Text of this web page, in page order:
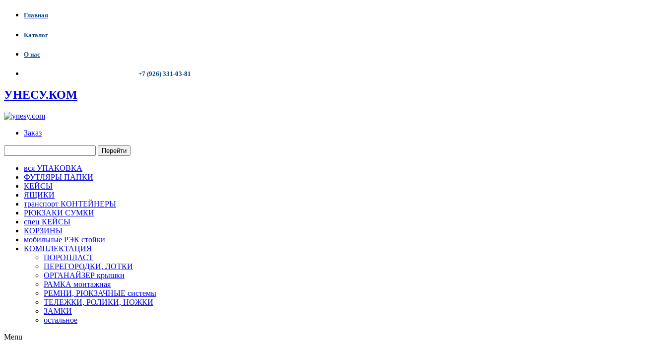
Главная
Каталог
О нас
+7 (926) 331-03-81
УНЕСУ.КОМ
Заказ
Перейти
вся УПАКОВКА
ФУТЛЯРЫ ПАПКИ
КЕЙСЫ
ЯЩИКИ
транспорт КОНТЕЙНЕРЫ
РЮКЗАКИ СУМКИ
спец КЕЙСЫ
КОРЗИНЫ
мобильные РЭК стойки
КОМПЛЕКТАЦИЯ
ПОРОПЛАСТ
ПЕРЕГОРОДКИ, ЛОТКИ
ОРГАНАЙЗЕР крышки
РАМКА монтажная
РЕМНИ, РЮКЗАЧНЫЕ системы
ТЕЛЕЖКИ, РОЛИКИ, НОЖКИ
ЗАМКИ
остальное
Menu